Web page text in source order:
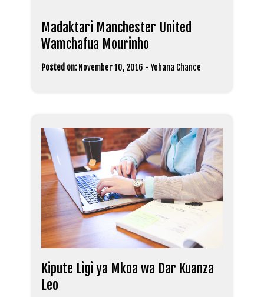
Madaktari Manchester United
Wamchafua Mourinho
Posted on: November 10, 2016 -Yohana Chance
Kipute Ligi ya Mkoa wa Dar Kuanza
Leo